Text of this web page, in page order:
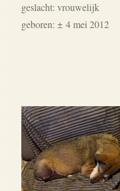
geslacht: vrouwelijk
geboren: ± 4 mei 2012